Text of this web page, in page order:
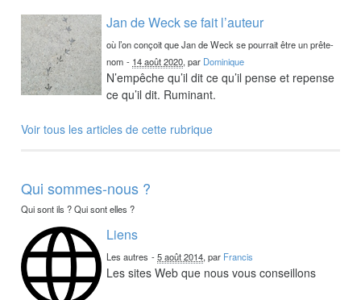
Jan de Weck se fait l’auteur
où l’on conçoit que Jan de Weck se pourrait être un prête-
nom - 14 août 2020, par Dominique
N’empêche qu’il dit ce qu’il pense et repense
ce qu’il dit. Ruminant.
Voir tous les articles de cette rubrique
Qui sommes-nous ?
Qui sont ils ? Qui sont elles ?
Liens
Les autres -5 août 2014, par Francis
Les sites Web que nous vous conseillons